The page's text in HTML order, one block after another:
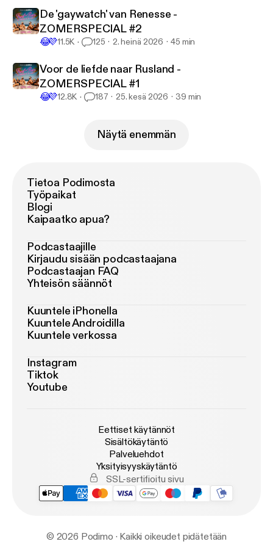
De 'gaywatch' van Renesse -
ZOMERSPECIAL #2
😂💜11.5K 125 2. heinä 2026 45 min
Voor de liefde naar Rusland -
ZOMERSPECIAL #1
😂💜12.8K 187 25. kesä 2026 39 min
Näytä enemmän
Tietoa Podimosta
Työpaikat
Blogi
Kaipaatko apua?
Podcastaajille
Kirjaudu sisään podcastaajana
Podcastaajan FAQ
Yhteisön säännöt
Kuuntele iPhonella
Kuuntele Androidilla
Kuuntele verkossa
Instagram
Tiktok
Youtube
Eettiset käytännöt
Sisältökäytäntö
Palveluehdot
Yksityisyyskäytäntö
SSL-sertifioitu sivu
© 2026 Podimo · Kaikki oikeudet pidätetään